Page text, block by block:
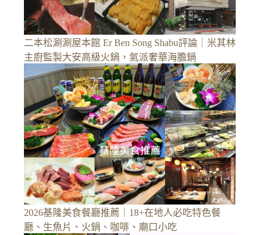
二本松涮涮屋本館 Er Ben Song Shabu評論｜米其林
主廚監製大安高級火鍋，氣派奢華海膽鍋
2026基隆美食餐廳推薦｜18+在地人必吃特色餐
廳、生魚片、火鍋、咖啡、廟口小吃